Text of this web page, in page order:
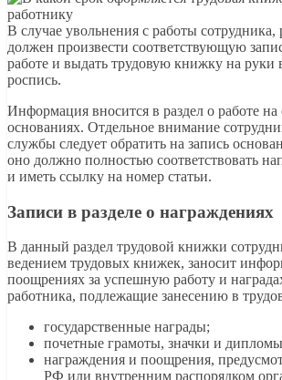
В случае увольнения с работы сотрудника,
должен произвести соответствующую
работе и выдать трудовую книжку на руки
роспись.
Информация вносится в раздел о работе
основаниях. Отдельное внимание
службы следует обратить на запись
оно должно полностью соответствовать
и иметь ссылку на номер статьи.
Записи в разделе о награждениях
В данный раздел трудовой книжки
ведением трудовых книжек, заносит
поощрениях за успешную работу и
работника, подлежащие занесению в
государственные награды;
почетные грамоты, значки и
награждения и поощрения,
РФ или внутренним распорядком